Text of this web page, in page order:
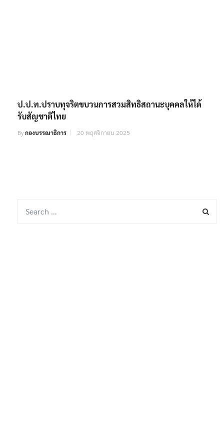
ป.ป.ท.ปราบทุจริตขบวนการสวมสิทธิสถานะบุคคลให้ได้
รับสัญชาติไทย
Byกองบรรณาธิการ 20 พฤศจิกายน 2025